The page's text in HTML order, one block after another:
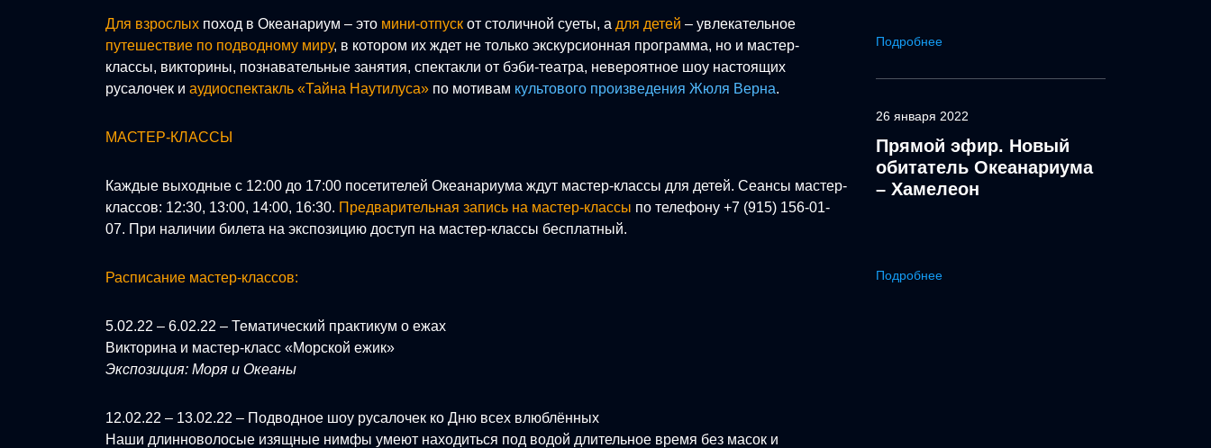
Для взрослых поход в Океанариум – это мини-отпуск от столичной суеты, а для детей – увлекательное
путешествие по подводному миру, в котором их ждет не только экскурсионная программа, но и мастер-
классы, викторины, познавательные занятия, спектакли от бэби-театра, невероятное шоу настоящих
русалочек и аудиоспектакль «Тайна Наутилуса» по мотивам культового произведения Жюля Верна.
МАСТЕР-КЛАССЫ
Каждые выходные с 12:00 до 17:00 посетителей Океанариума ждут мастер-классы для детей. Сеансы мастер-
классов: 12:30, 13:00, 14:00, 16:30. Предварительная запись на мастер-классы по телефону +7 (915) 156-01-
07. При наличии билета на экспозицию доступ на мастер-классы бесплатный.
Расписание мастер-классов:
5.02.22 – 6.02.22 – Тематический практикум о ежах
Викторина и мастер-класс «Морской ежик»
Экспозиция: Моря и Океаны
12.02.22 – 13.02.22 – Подводное шоу русалочек ко Дню всех влюблённых
Наши длинноволосые изящные нимфы умеют находиться под водой длительное время без масок и
Подробнее
26 января 2022
Прямой эфир. Новый
обитатель Океанариума
– Хамелеон
Подробнее